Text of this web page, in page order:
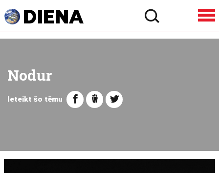
Nodur
Ieteikt šo tēmu